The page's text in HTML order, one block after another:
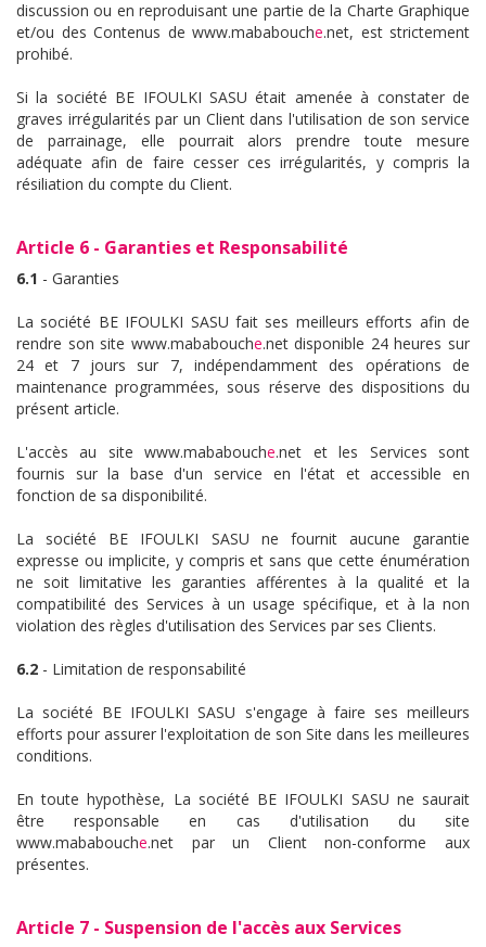
discussion ou en reproduisant une partie de la Charte Graphique
et/ou des Contenus de www.mababouche.net, est strictement
prohibé.
Si la société BE IFOULKI SASU était amenée à constater de
graves irrégularités par un Client dans l'utilisation de son service
de parrainage, elle pourrait alors prendre toute mesure
adéquate afin de faire cesser ces irrégularités, y compris la
résiliation du compte du Client.
Article 6 - Garanties et Responsabilité
6.1 - Garanties
La société BE IFOULKI SASU fait ses meilleurs efforts afin de
rendre son site www.mababouche.net disponible 24 heures sur
24 et 7 jours sur 7, indépendamment des opérations de
maintenance programmées, sous réserve des dispositions du
présent article.
L'accès au site www.mababouche.net et les Services sont
fournis sur la base d'un service en l'état et accessible en
fonction de sa disponibilité.
La société BE IFOULKI SASU ne fournit aucune garantie
expresse ou implicite, y compris et sans que cette énumération
ne soit limitative les garanties afférentes à la qualité et la
compatibilité des Services à un usage spécifique, et à la non
violation des règles d'utilisation des Services par ses Clients.
6.2 - Limitation de responsabilité
La société BE IFOULKI SASU s'engage à faire ses meilleurs
efforts pour assurer l'exploitation de son Site dans les meilleures
conditions.
En toute hypothèse, La société BE IFOULKI SASU ne saurait
être responsable en cas d'utilisation du site
www.mababouche.net par un Client non-conforme aux
présentes.
Article 7 - Suspension de l'accès aux Services